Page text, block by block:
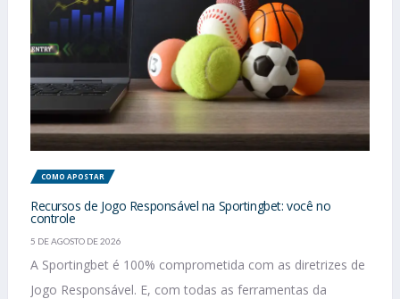
COMO APOSTAR
Recursos de Jogo Responsável na Sportingbet: você no
controle
5 DE AGOSTO DE 2026
A Sportingbet é 100% comprometida com as diretrizes de
Jogo Responsável. E, com todas as ferramentas da